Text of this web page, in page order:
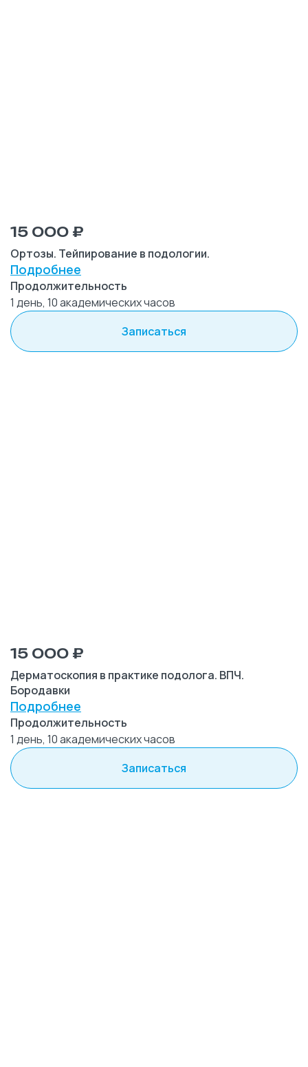
15 000 ₽
Ортозы. Тейпирование в подологии.
Подробнее
Продолжительность
1 день, 10 академических часов
Записаться
15 000 ₽
Дерматоскопия в практике подолога. ВПЧ.
Бородавки
Подробнее
Продолжительность
1 день, 10 академических часов
Записаться